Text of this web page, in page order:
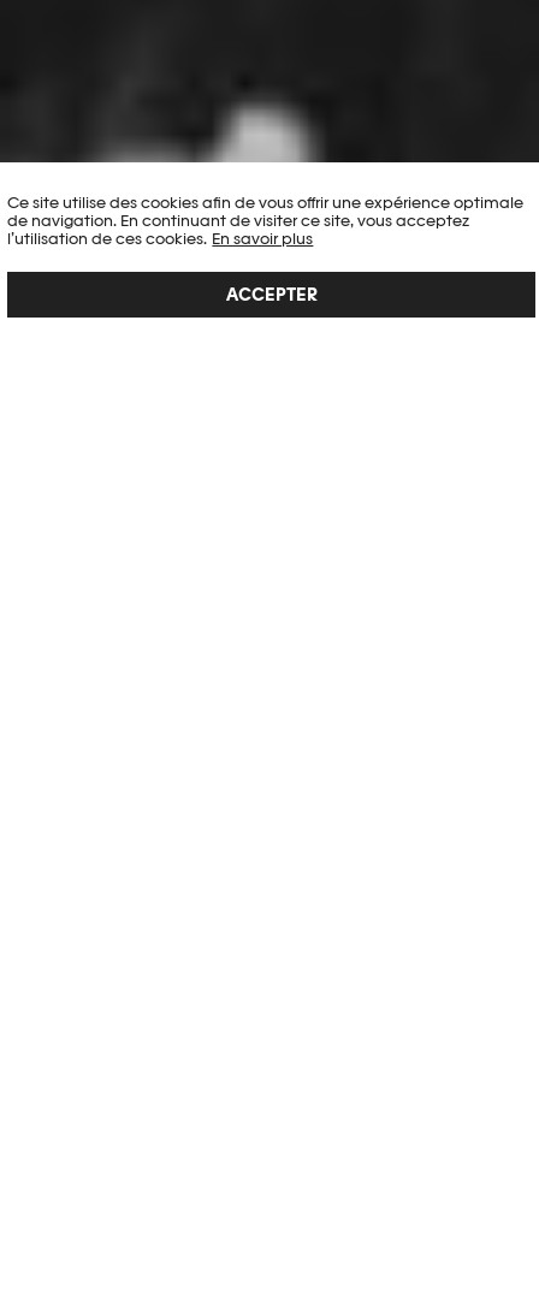
Ce site utilise des cookies afin de vous offrir une expérience optimale
de navigation. En continuant de visiter ce site, vous acceptez
l’utilisation de ces cookies. En savoir plus
ACCEPTER